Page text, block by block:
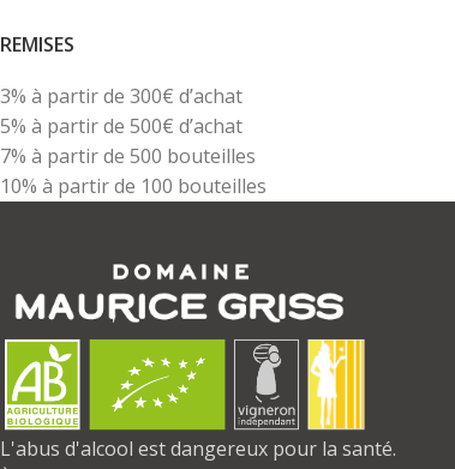
REMISES
3% à partir de 300€ d’achat
5% à partir de 500€ d’achat
7% à partir de 500 bouteilles
10% à partir de 100 bouteilles
L'abus d'alcool est dangereux pour la santé.